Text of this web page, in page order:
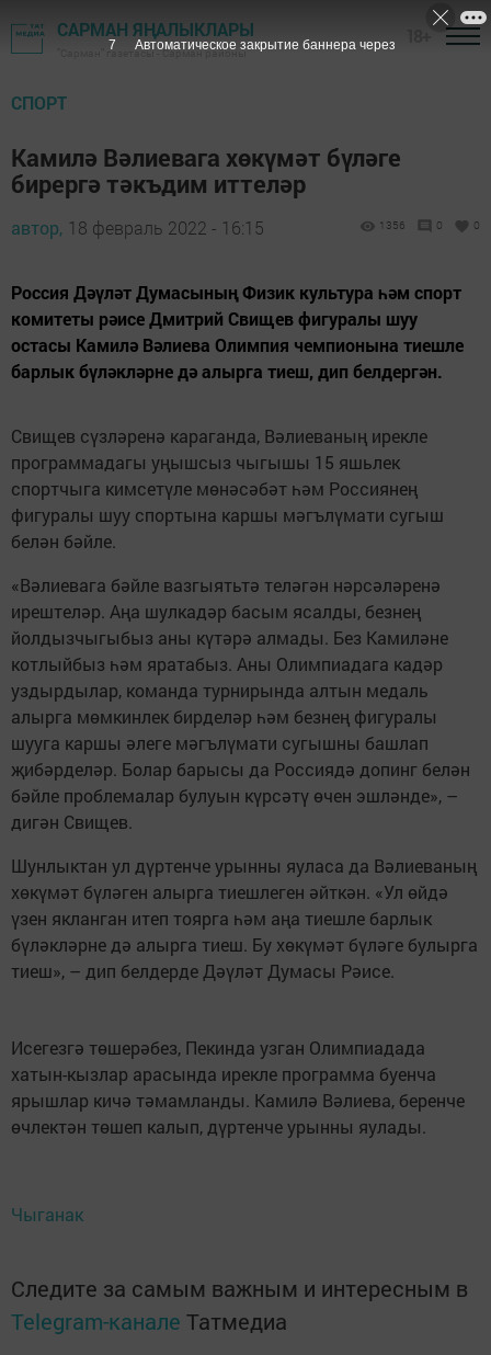
САРМАН ЯҢАЛЫКЛАРЫ
"Сарман" газетасы - Сарман районы
СПОРТ
Камилә Вәлиевага хөкүмәт бүләге
бирергә тәкъдим иттеләр
автор, 18 февраль 2022 - 16:15 1356 0 0
Россия Дәүләт Думасының Физик культура һәм спорт
комитеты рәисе Дмитрий Свищев фигуралы шуу
остасы Камилә Вәлиева Олимпия чемпионына тиешле
барлык бүләкләрне дә алырга тиеш, дип белдергән.
Свищев сүзләренә караганда, Вәлиеваның ирекле
программадагы уңышсыз чыгышы 15 яшьлек
спортчыга кимсетүле мөнәсәбәт һәм Россиянең
фигуралы шуу спортына каршы мәгълүмати сугыш
белән бәйле.
«Вәлиевага бәйле вазгыятьтә теләгән нәрсәләренә
ирештеләр. Аңа шулкадәр басым ясалды, безнең
йолдызчыгыбыз аны күтәрә алмады. Без Камиләне
котлыйбыз һәм яратабыз. Аны Олимпиадага кадәр
уздырдылар, команда турнирында алтын медаль
алырга мөмкинлек бирделәр һәм безнең фигуралы
шууга каршы әлеге мәгълүмати сугышны башлап
җибәрделәр. Болар барысы да Россиядә допинг белән
бәйле проблемалар булуын күрсәтү өчен эшләнде», –
дигән Свищев.
Шунлыктан ул дүртенче урынны яуласа да Вәлиеваның
хөкүмәт бүләген алырга тиешлеген әйткән. «Ул өйдә
үзен якланган итеп тоярга һәм аңа тиешле барлык
бүләкләрне дә алырга тиеш. Бу хөкүмәт бүләге булырга
тиеш», – дип белдерде Дәүләт Думасы Рәисе.
Исегезгә төшерәбез, Пекинда узган Олимпиадада
хатын-кызлар арасында ирекле программа буенча
ярышлар кичә тәмамланды. Камилә Вәлиева, беренче
өчлектән төшеп калып, дүртенче урынны яулады.
Чыганак
Следите за самым важным и интересным в
Telegram-канале Татмедиа
6 Автоматическое закрытие баннера через